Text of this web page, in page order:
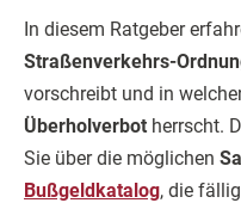
In diesem Ratgeber
Straßenverkehrs-
vorschreibt und in
Überholverbot herrscht.
Sie über die möglichen
Bußgeldkatalog, die